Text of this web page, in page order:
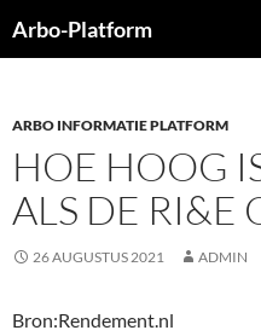
naar
Arbo-Platform
ARBO INFORMATIE PLATFORM
HOE HOOG
ALS DE RI&E
26 AUGUSTUS 2021 ADMIN
Bron:Rendement.nl